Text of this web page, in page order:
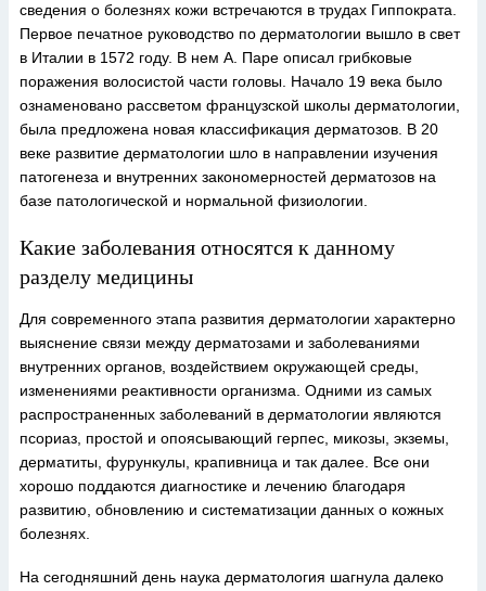
сведения о болезнях кожи встречаются в трудах Гиппократа.
Первое печатное руководство по дерматологии вышло в свет
в Италии в 1572 году. В нем А. Паре описал грибковые
поражения волосистой части головы. Начало 19 века было
ознаменовано рассветом французской школы дерматологии,
была предложена новая классификация дерматозов. В 20
веке развитие дерматологии шло в направлении изучения
патогенеза и внутренних закономерностей дерматозов на
базе патологической и нормальной физиологии.
Какие заболевания относятся к данному
разделу медицины
Для современного этапа развития дерматологии характерно
выяснение связи между дерматозами и заболеваниями
внутренних органов, воздействием окружающей среды,
изменениями реактивности организма. Одними из самых
распространенных заболеваний в дерматологии являются
псориаз, простой и опоясывающий герпес, микозы, экземы,
дерматиты, фурункулы, крапивница и так далее. Все они
хорошо поддаются диагностике и лечению благодаря
развитию, обновлению и систематизации данных о кожных
болезнях.
На сегодняшний день наука дерматология шагнула далеко